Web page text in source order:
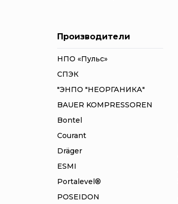
Производители
НПО «Пульс»
СПЭК
"ЭНПО "НЕОРГАНИКА"
BAUER KOMPRESSOREN
Bontel
Courant
Dräger
ESMI
Portalevel®
POSEIDON